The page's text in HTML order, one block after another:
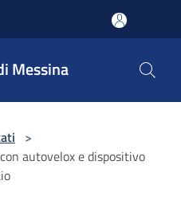
Messina
>
autovelox e dispositivo